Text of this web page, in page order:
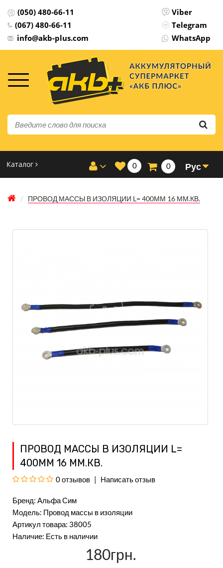
(050) 480-66-11
(067) 480-66-11
info@akb-plus.com
Viber
Telegram
WhatsApp
0 0 Рус
Каталог
ПРОВОД МАССЫ В ИЗОЛЯЦИИ L= 400ММ 16 ММ.КВ.
ПРОВОД МАССЫ В ИЗОЛЯЦИИ L=
400ММ 16 ММ.КВ.
0 отзывов Написать отзыв
Бренд: Альфа Сим
Модель: Провод массы в изоляции
Артикул товара: 38005
Наличие: Есть в наличии
180грн.